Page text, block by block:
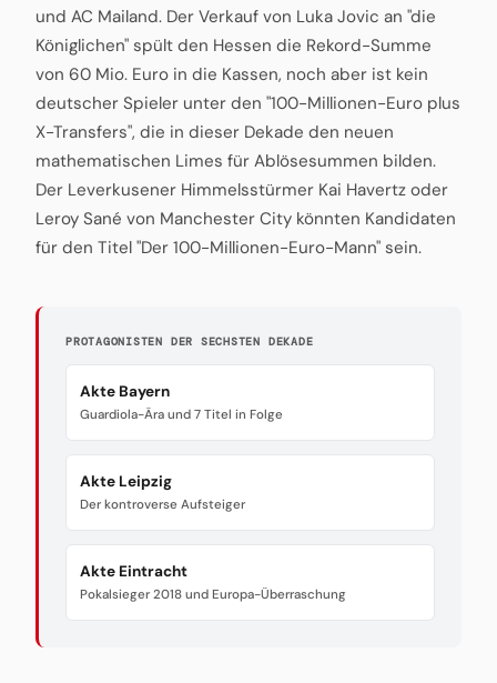
und AC Mailand. Der Verkauf von Luka Jovic an "die
Königlichen" spült den Hessen die Rekord-Summe
von 60 Mio. Euro in die Kassen, noch aber ist kein
deutscher Spieler unter den "100-Millionen-Euro plus
X-Transfers", die in dieser Dekade den neuen
mathematischen Limes für Ablösesummen bilden.
Der Leverkusener Himmelsstürmer Kai Havertz oder
Leroy Sané von Manchester City könnten Kandidaten
für den Titel "Der 100-Millionen-Euro-Mann" sein.
PROTAGONISTEN DER SECHSTEN DEKADE
Akte Bayern
Guardiola-Ära und 7 Titel in Folge
Akte Leipzig
Der kontroverse Aufsteiger
Akte Eintracht
Pokalsieger 2018 und Europa-Überraschung